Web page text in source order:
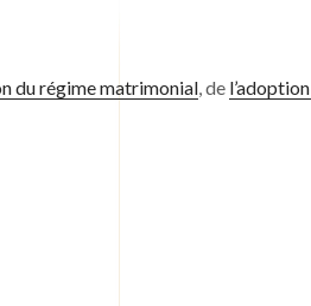
du régime matrimonial, de l’adoption